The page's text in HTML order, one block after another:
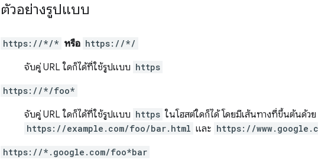
ตัวอย่างรูปแบบ
https://*/* หรือ https://*/
จับคู่ URL ใดก็ได้ที่ใช้รูปแบบ https
https://*/foo*
จับคู่ URL ใดก็ได้ที่ใช้รูปแบบ https ในโฮสต์ใดก็ได้ โดยมีเส้นทางที่ขึ้นต้นด้วย
https://example.com/foo/bar.html และ https://
https://*.google.com/foo*bar